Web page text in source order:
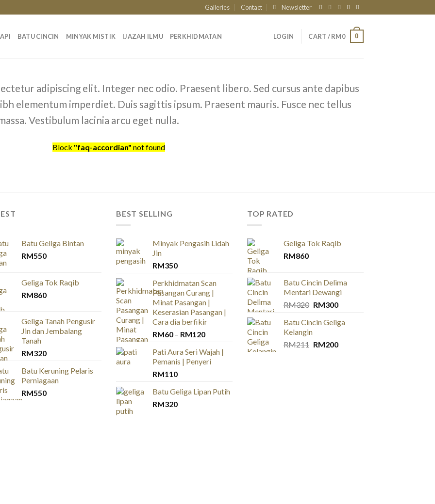
Galleries Contact Newsletter
BATU CINCIN MINYAK MISTIK IJAZAH ILMU PERKHIDMATAN LOGIN CART /RM0 0
adipiscing elit. Integer nec odio. Praesent libero. Sed cursus ante dapibus
elementum imperdiet. Duis sagittis ipsum. Praesent mauris. Fusce nec tellus
Vestibulum lacinia arcu eget nulla.
Block "faq-accordian" not found
Batu Geliga Bintan
RM550
Geliga Tok Raqib
RM860
Geliga Tanah Pengusir
Jin dan Jembalang
Tanah
RM320
Batu Keruning Pelaris
Perniagaan
RM550
BEST SELLING
Minyak Pengasih Lidah
Jin
RM350
Perkhidmatan Scan
Pasangan Curang |
Minat Pasangan |
Keserasian Pasangan |
Cara dia berfikir
RM60 – RM120Price
RM60
through
Pati Aura Seri Wajah |
Pemanis | Penyeri
RM110
Batu Geliga Lipan Putih
RM320
TOP RATED
Geliga Tok Raqib
RM860
Batu Cincin Delima
Mentari Dewangi
RM320 Original
was:
RM320.
RM300Current
is:
Batu Cincin Geliga
Kelangin
RM211 Original
RM200Current